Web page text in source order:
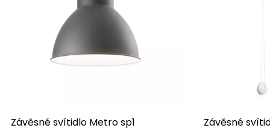
Závěsné svítidlo Metro sp1 Závěsné